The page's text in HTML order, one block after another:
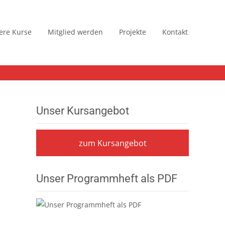
Kurse Mitglied werden Projekte Kontakt
Unser Kursangebot
zum Kursangebot
Unser Programmheft als PDF